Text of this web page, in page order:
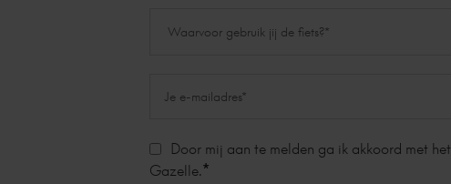
Door mij aan te melden ga ik akkoord met het
Gazelle.*